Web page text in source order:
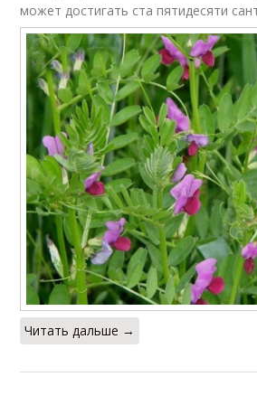
может достигать ста пятидесяти
Читать дальше →